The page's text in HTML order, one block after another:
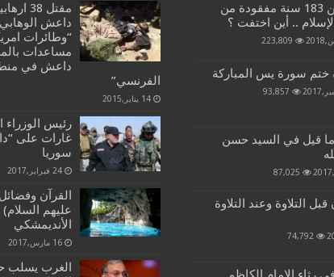
اكثر من 183 سنة مفقودة من
.. أين اختفت ؟
223,809
ختم سورة يس المباركة
93,857
قيل في السيد حسن
87,025
التلاوة وعند التلاوة
74,792
مقتل 38
داعش
“وطائرات
مساعدات
داعش في
الفرنسي”
14 يناير,2015
رئيس
غارات على
سوريا
24 فبراير,2017
القرآن
عليهم
الأنديمشكي
16 مارس,2017
الغرب يسلب